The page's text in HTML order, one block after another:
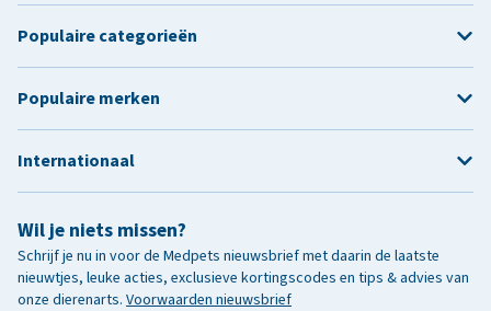
Wil je niets missen?
Schrijf je nu in voor de Medpets nieuwsbrief met daarin de laatste
nieuwtjes, leuke acties, exclusieve kortingscodes en tips & advies van
onze dierenarts. Voorwaarden nieuwsbrief
Populaire categorieën
Populaire merken
Internationaal